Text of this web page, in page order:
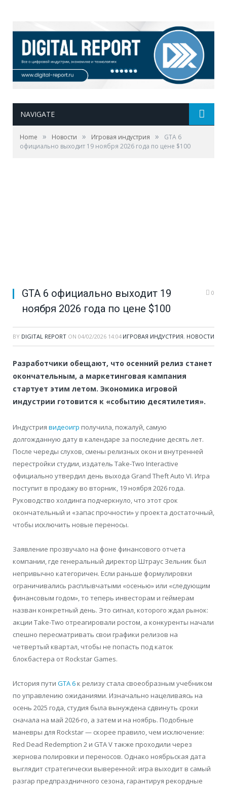
NAVIGATE
Home » Новости » Игровая индустрия »
GTA 6
официально выходит 19 ноября 2026 года по цене $100
GTA 6 официально выходит 19
ноября 2026 года по цене $100
0
BY DIGITAL REPORT ON 04/02/2026 14:04 ИГРОВАЯ ИНДУСТРИЯ, НОВОСТИ
Разработчики обещают, что осенний релиз станет
окончательным, а маркетинговая кампания
стартует этим летом. Экономика игровой
индустрии готовится к «событию десятилетия».
Индустрия видеоигр получила, пожалуй, самую
долгожданную дату в календаре за последние десять лет.
После череды слухов, смены релизных окон и внутренней
перестройки студии, издатель Take-Two Interactive
официально утвердил день выхода Grand Theft Auto VI. Игра
поступит в продажу во вторник, 19 ноября 2026 года.
Руководство холдинга подчеркнуло, что этот срок
окончательный и «запас прочности» у проекта достаточный,
чтобы исключить новые переносы.
Заявление прозвучало на фоне финансового отчета
компании, где генеральный директор Штраус Зельник был
непривычно категоричен. Если раньше формулировки
ограничивались расплывчатыми «осенью» или «следующим
финансовым годом», то теперь инвесторам и геймерам
назван конкретный день. Это сигнал, которого ждал рынок:
акции Take-Two отреагировали ростом, а конкуренты начали
спешно пересматривать свои графики релизов на
четвертый квартал, чтобы не попасть под каток
блокбастера от Rockstar Games.
История пути GTA 6 к релизу стала своеобразным учебником
по управлению ожиданиями. Изначально нацеливаясь на
осень 2025 года, студия была вынуждена сдвинуть сроки
сначала на май 2026-го, а затем и на ноябрь. Подобные
маневры для Rockstar — скорее правило, чем исключение:
Red Dead Redemption 2 и GTA V также проходили через
жернова полировки и переносов. Однако ноябрьская дата
выглядит стратегически выверенной: игра выходит в самый
разгар предпраздничного сезона, гарантируя рекордные